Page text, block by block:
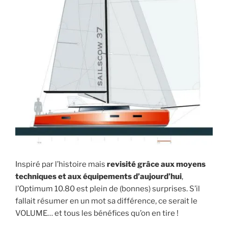
Inspiré par l’histoire mais revisité grâce aux moyens
techniques et aux équipements d’aujourd’hui,
l’Optimum 10.80 est plein de (bonnes) surprises. S’il
fallait résumer en un mot sa différence, ce serait le
VOLUME… et tous les bénéfices qu’on en tire !